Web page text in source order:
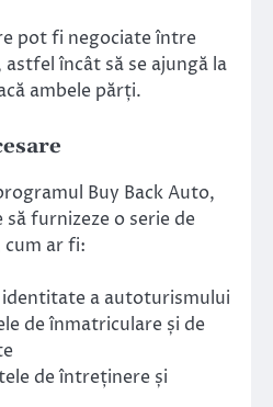
pot fi negociate între
încât să se ajungă la
ambele părți.
Buy Back Auto,
furnizeze o serie de
cum ar fi:
identitate a autoturismului
de înmatriculare și de
de întreținere și